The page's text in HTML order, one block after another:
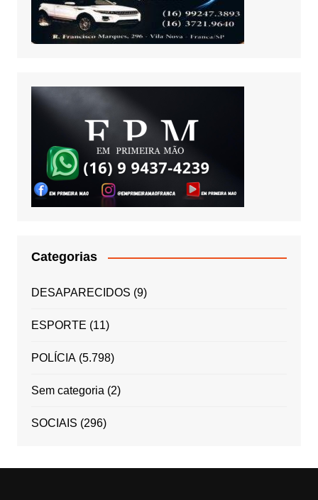
Categorias
DESAPARECIDOS (9)
ESPORTE (11)
POLÍCIA(5.798)
Sem categoria (2)
SOCIAIS (296)